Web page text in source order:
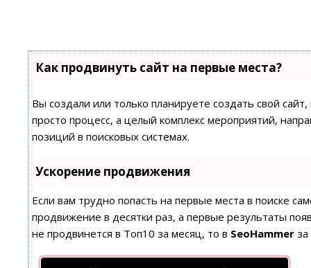
Как продвинуть сайт на первые места?
Вы создали или только планируете создать свой
просто процесс, а целый комплекс мероприятий,
позиций в поисковых системах.
Ускорение продвижения
Если вам трудно попасть на первые места в поиске
продвижение в десятки раз, а первые результаты
не продвинется в Топ10 за месяц, то в SeoHammer